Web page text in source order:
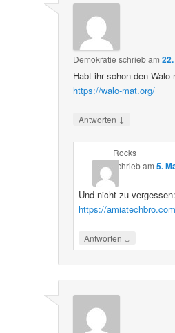
Demokratie schriebam
Habt ihr schon den
https://walo-mat.org/
Antworten ↓
Rocks
schriebam 5.
Und nicht zu vergessen:
https://
Antworten ↓